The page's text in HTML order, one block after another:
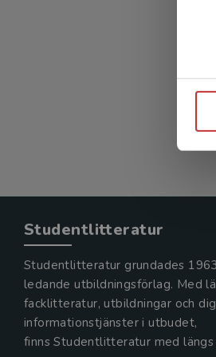
Studentlitteratur
Studentlitteratur grundades
ledande utbildningsförlag. Med
facklitteratur, utbildningar och
informationstjänster i utbudet,
finns Studentlitteratur med längs